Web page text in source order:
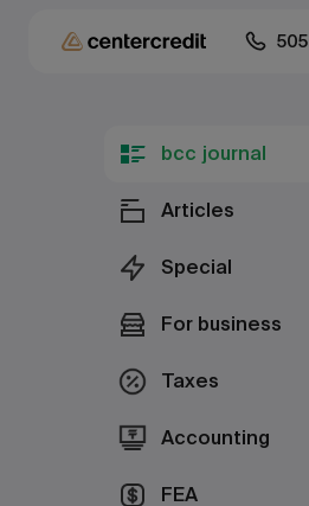
505
bcc journal
Articles
Special
For business
Taxes
Accounting
FEA